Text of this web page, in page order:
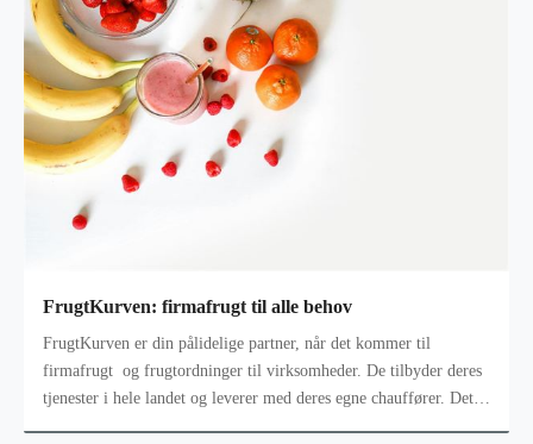
FrugtKurven: firmafrugt til alle behov
FrugtKurven er din pålidelige partner, når det kommer til
firmafrugt og frugtordninger til virksomheder. De tilbyder deres
tjenester i hele landet og leverer med deres egne chauffører. Det